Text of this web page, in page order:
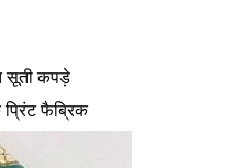
सूती कपड़े
फैब्रिक